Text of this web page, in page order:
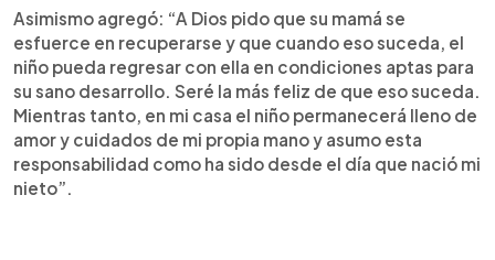
Asimismo agregó: “A Dios pido que su mamá se
esfuerce en recuperarse y que cuando eso suceda, el
niño pueda regresar con ella en condiciones aptas para
su sano desarrollo. Seré la más feliz de que eso suceda.
Mientras tanto, en mi casa el niño permanecerá lleno de
amor y cuidados de mi propia mano y asumo esta
responsabilidad como ha sido desde el día que nació mi
nieto”.